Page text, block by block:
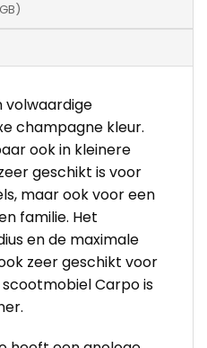
volwaardige
champagne kleur.
ook in kleinere
geschikt is voor
maar ook voor een
familie. Het
en de maximale
zeer geschikt voor
Carpo is